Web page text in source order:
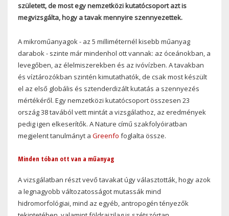
született, de most egy nemzetközi kutatócsoport azt is
megvizsgálta, hogy a tavak mennyire szennyezettek.
A mikroműanyagok - az 5 milliméternél kisebb műanyag
darabok - szinte már mindenhol ott vannak: az óceánokban, a
levegőben, az élelmiszerekben és az ivóvízben. A tavakban
és víztározókban szintén kimutathatók, de csak most készült
el az első globális és sztenderdizált kutatás a szennyezés
mértékéről. Egy nemzetközi kutatócsoport összesen 23
ország 38 tavából vett mintát a vizsgálathoz, az eredmények
pedig igen elkeserítők. A Nature című szakfolyóiratban
megjelent tanulmányt a Greenfo foglalta össze.
Minden tóban ott van a műanyag
A vizsgálatban részt vevő tavakat úgy választották, hogy azok
a legnagyobb változatosságot mutassák mind
hidromorfológiai, mind az egyéb, antropogén tényezők